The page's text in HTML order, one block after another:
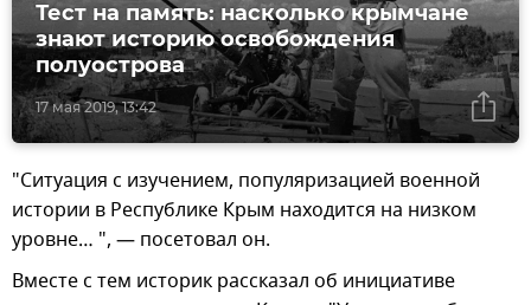
17 мая 2019, 13:42
Тест на память: насколько крымчане
знают историю освобождения
полуострова
"Ситуация с изучением, популяризацией военной
истории в Республике Крым находится на низком
уровне… ", — посетовал он.
Вместе с тем историк рассказал об инициативе